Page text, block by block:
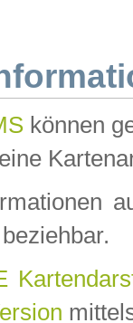
können
beziehbar.